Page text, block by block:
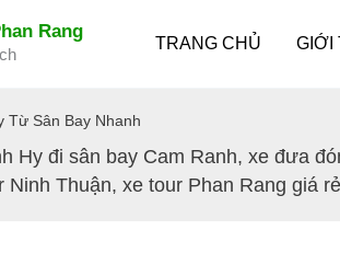
Rang
TRANG CHỦ GIỚI
Từ Sân Bay Nhanh
Hy đi sân bay Cam Ranh, xe đưa
Ninh Thuận, xe tour Phan Rang giá rẻ